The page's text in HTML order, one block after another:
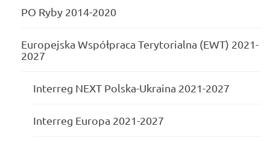
PO Ryby 2014-2020
Europejska Współpraca Terytorialna (EWT) 2021-
2027
Interreg NEXT Polska-Ukraina 2021-2027
Interreg Europa 2021-2027